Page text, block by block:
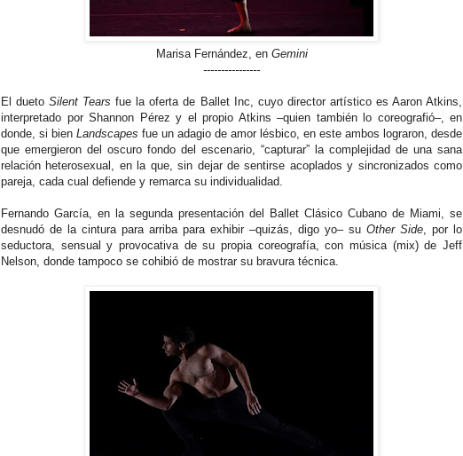
Marisa Fernández, en Gemini
----------------
El duetoSilent Tears fue la oferta de Ballet Inc, cuyo director artístico es Aaron Atkins,
interpretado por Shannon Pérez y el propio Atkins –quien también lo coreografió–, en
donde, si bien Landscapes fue un adagio de amor lésbico, en este ambos lograron, desde
que emergieron del oscuro fondo del escenario, “capturar” la complejidad de una sana
relación heterosexual, en la que, sin dejar de sentirse acoplados y sincronizados como
pareja, cada cual defiende y remarca su individualidad.
Fernando García, en la segunda presentación del Ballet Clásico Cubano de Miami, se
desnudó de la cintura para arriba para exhibir –quizás, digo yo– su Other Side, por lo
seductora, sensual y provocativa de su propia coreografía, con música (mix) de Jeff
Nelson, donde tampoco se cohibió de mostrar su bravura técnica.